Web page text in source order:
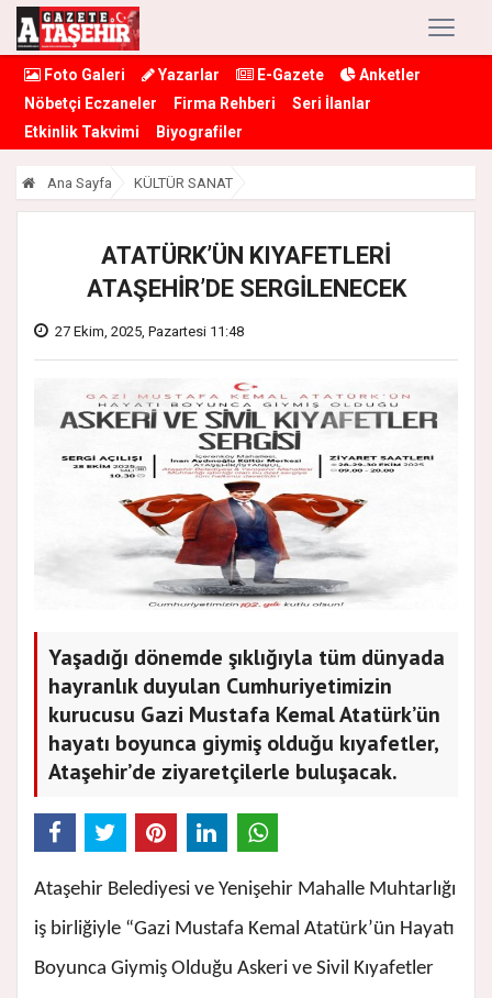
Foto Galeri Yazarlar E-Gazete
Anketler
Nöbetçi Eczaneler
Firma Rehberi
Seri İlanlar
Etkinlik Takvimi
Biyografiler
Ana Sayfa KÜLTÜR SANAT
ATATÜRK’ÜN KIYAFETLERİ
ATAŞEHİR’DE SERGİLENECEK
27 Ekim, 2025, Pazartesi 11:48
Yaşadığı dönemde şıklığıyla tüm dünyada
hayranlık duyulan Cumhuriyetimizin
kurucusu Gazi Mustafa Kemal Atatürk’ün
hayatı boyunca giymiş olduğu kıyafetler,
Ataşehir’de ziyaretçilerle buluşacak.
Ataşehir Belediyesi ve Yenişehir Mahalle Muhtarlığı
iş birliğiyle “Gazi Mustafa Kemal Atatürk’ün Hayatı
Boyunca Giymiş Olduğu Askeri ve Sivil Kıyafetler